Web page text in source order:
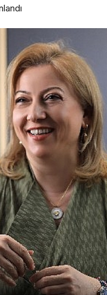
Mobile World
Paris’te